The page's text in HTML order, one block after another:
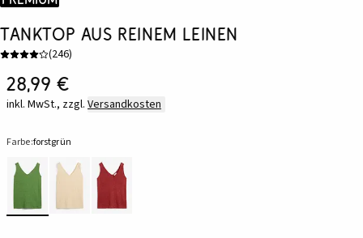
Tanktop aus reinem Leinen
(246)
28,99 €
inkl. MwSt., zzgl. Versandkosten
Farbe:forstgrün